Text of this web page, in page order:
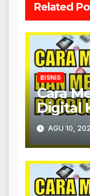
Related
BISNIS
Cara
Digital
AGU 10,